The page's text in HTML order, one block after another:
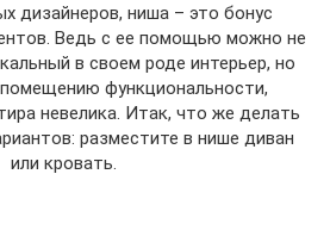
дизайнеров, ниша – это бонус
Ведь с ее помощью можно не
в своем роде интерьер, но
функциональности,
невелика. Итак, что же делать
разместите в нише диван
или кровать.